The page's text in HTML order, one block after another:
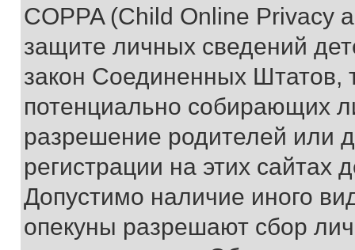
COPPA (Child Online Privacy
защите личных сведений
закон Соединенных Штатов,
потенциально собирающих
разрешение родителей или
регистрации на этих сайтах
Допустимо наличие иного
опекуны разрешают сбор